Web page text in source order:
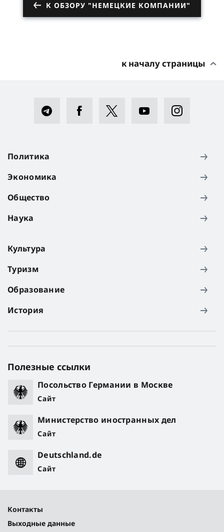
К ОБЗОРУ "НЕМЕЦКИЕ КОМПАНИИ"
к началу страницы
Политика
Экономика
Общество
Наука
Культура
Туризм
Образование
История
Полезные ссылки
Посольство Германии в Москве
Сайт
Министерство иностранных дел
Сайт
Deutschland.de
Сайт
Контакты
Выходные данные